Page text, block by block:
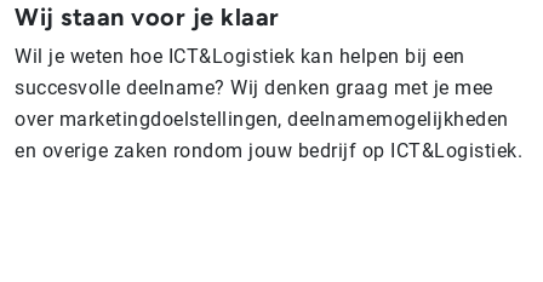
Wij staan voor je klaar
Wil je weten hoe ICT&Logistiek kan helpen bij een
succesvolle deelname? Wij denken graag met je mee
over marketingdoelstellingen, deelnamemogelijkheden
en overige zaken rondom jouw bedrijf op ICT&Logistiek.